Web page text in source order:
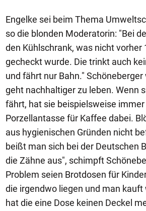
Engelke sei beim Thema
so die blonden Moderatorin: "Bei
den Kühlschrank, was nicht vorher
gecheckt wurde. Die trinkt auch
und fährt nur Bahn."
geht nachhaltiger zu leben. Wenn
fährt, hat sie beispielsweise immer
Porzellantasse für Kaffee dabei.
aus hygienischen Gründen nicht
beißt man sich bei der Deutschen
die Zähne aus", schimpft
Problem seien Brotdosen für
die irgendwo liegen und man kauft
hat die eine Dose keinen Deckel